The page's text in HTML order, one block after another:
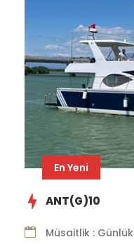
En Yeni
ANT(G)10
Müsaitlik : Günlük